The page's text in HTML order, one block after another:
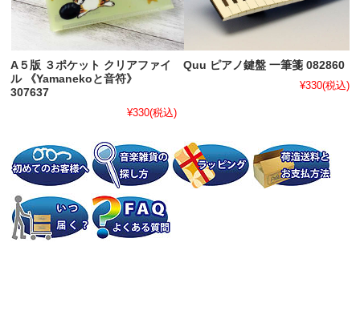
A５版 ３ポケット クリアファイ
ル 《Yamanekoと音符》
307637
¥330(税込)
Quu ピアノ鍵盤 一筆箋 082860
¥330(税込)